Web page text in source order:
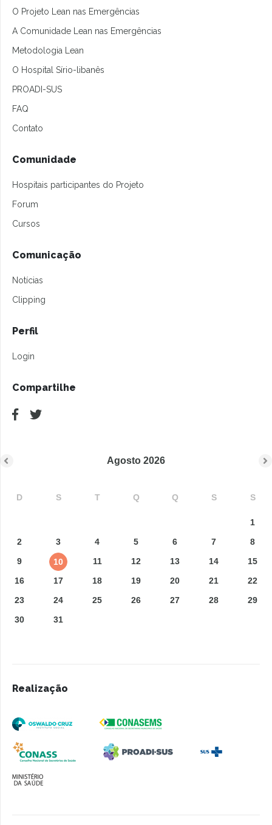
O Projeto Lean nas Emergências
A Comunidade Lean nas Emergências
Metodologia Lean
O Hospital Sírio-libanês
PROADI-SUS
FAQ
Contato
Comunidade
Hospitais participantes do Projeto
Forum
Cursos
Comunicação
Notícias
Clipping
Perfil
Login
Compartilhe
Agosto 2026
D S T Q Q S S
1
2
3 4 5 6 7
8
9
10 11 12 13 14
15
16
17 18 19 20 21
22
23
24 25 26 27 28
29
30
31
Realização